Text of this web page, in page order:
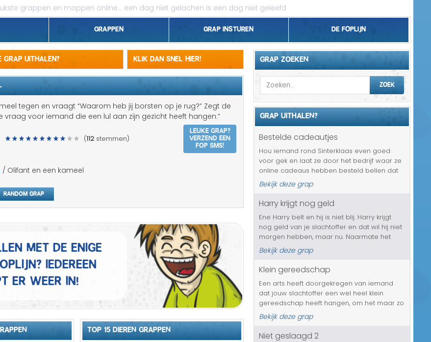
grappen en moppen online... een dag niet gelachen is een dag niet geleefd
Grappen
Belgen grappen
Domme grappen
Droge grappen
Jantje grappen
Sex grappen
Slechte grappen
Grap insturen De foplijn
Bel grappen
Topgrappen
18+ en Relatie
Zakelijk/Studie
Geld/Belasting
Buurt/Gemeente
Pakket/Bestelling
Transport/Verkeer
Kerst/Sinterklaas
Diversen/Andere
grap uithalen? Klik dan snel hier!
tegen en vraagt “Waarom heb jij borsten op je rug?” Zegt de
vraag voor iemand die een lul aan zijn gezicht heeft hangen.”
(112 stemmen)
Leuke grap?
Verzend een
fop SMS!
/ Olifant en een kameel
Random grap
met de enige
Iedereen
er weer in!
TOP 15 DIEREN GRAPPEN
GRAP ZOEKEN
ZOEK
GRAP UITHALEN?
Bestelde cadeautjes
Hou iemand rond Sinterklaas even goed
voor gek en laat ze door het bedrijf waar ze
online cadeaus hebben besteld bellen dat
alle bestelde cadeautjes pas na het
sinterklaasfeest zullen worden verzonden. Al
het mogelijke is er al geprobeerd o...
Bekijk deze grap
Harry krijgt nog geld
Ene Harry belt en hij is niet blij. Harry krijgt
nog geld van je slachtoffer en dat wil hij niet
morgen hebben, maar nu. Naarmate het
gesprek gaat vorderen zal Harry bozer en
bozer worden en komen er dreigementen
waar jouw slachtoffer echt ...
Bekijk deze grap
Klein gereedschap
Een arts heeft doorgekregen van iemand
dat jouw slachtoffer een wel heel klein
gereedschap heeft hangen, om het maar zo
te noemen. En de man is welwillend en is
bereid om hem voor een vrijblijvende
afspraak te ontvangen. Een afspraak voor e...
Bekijk deze grap
Niet geslaagd 2